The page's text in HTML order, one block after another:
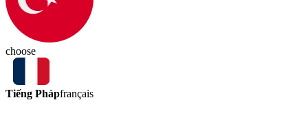
choose
Tiếng Phápfrançais